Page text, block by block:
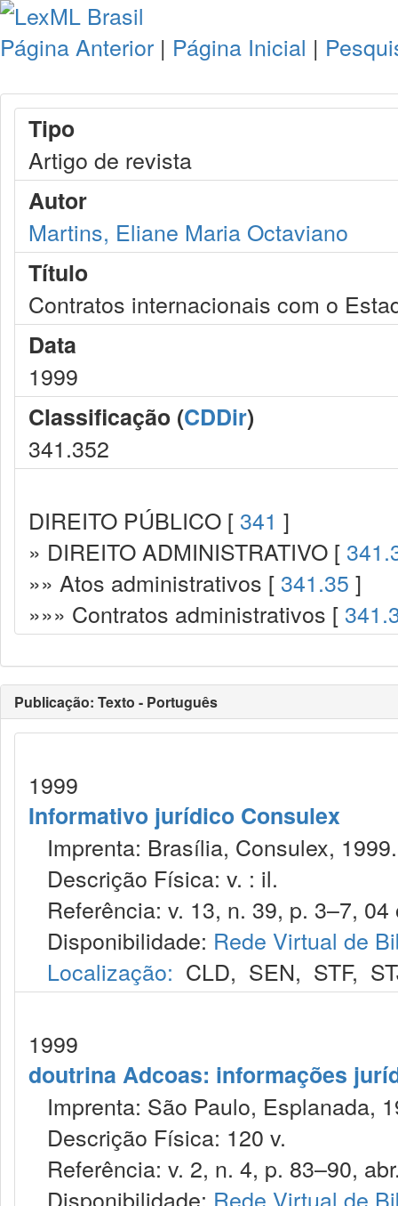
Página Anterior | Página Inicial |
Tipo
Artigo de revista
Autor
Martins, Eliane Maria Octaviano
Título
Contratos internacionais com o
Data
1999
Classificação (CDDir)
341.352
DIREITO PÚBLICO [ 341 ]
» DIREITO ADMINISTRATIVO [
»» Atos administrativos [ 341.35 ]
»»» Contratos administrativos [
Publicação: Texto - Português
1999
Informativo jurídico Consulex
Imprenta: Brasília, Consulex, 1999.
Descrição Física: v. : il.
Referência: v. 13, n. 39, p. 3–7, 04
Disponibilidade: Rede Virtual de
Localização: CLD, SEN, STF,
1999
doutrina Adcoas: informações
Imprenta: São Paulo, Esplanada,
Descrição Física: 120 v.
Referência: v. 2, n. 4, p. 83–90,
Disponibilidade: Rede Virtual de